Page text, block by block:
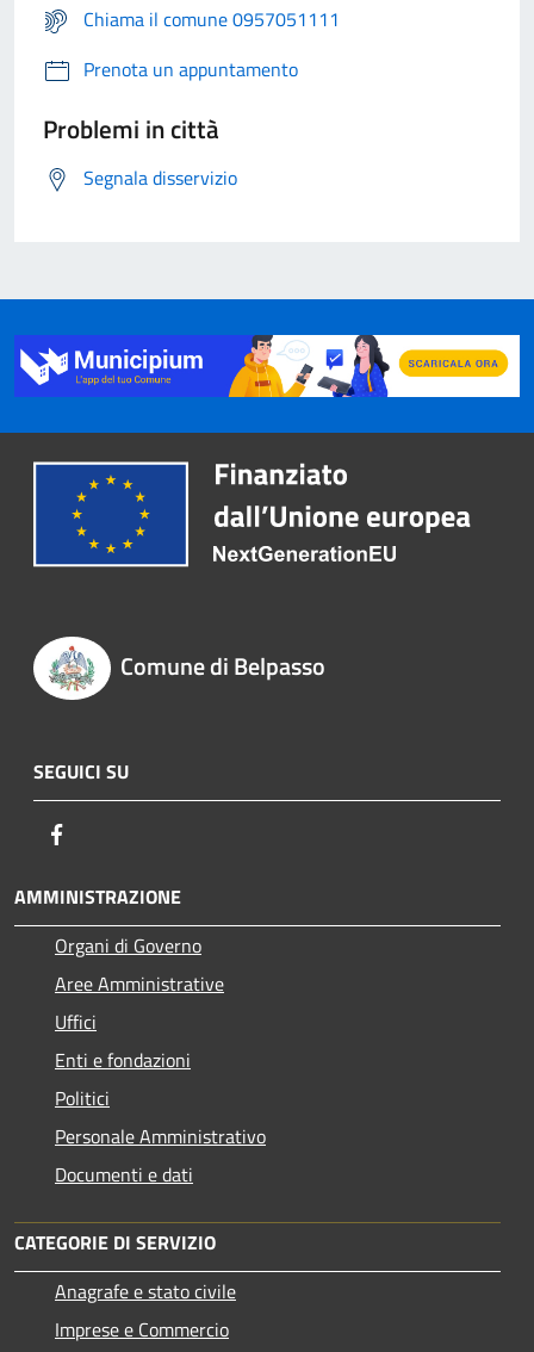
Chiama il comune 0957051111
Prenota un appuntamento
Problemi in città
Segnala disservizio
Comune di Belpasso
SEGUICI SU
AMMINISTRAZIONE
Organi di Governo
Aree Amministrative
Uffici
Enti e fondazioni
Politici
Personale Amministrativo
Documenti e dati
CATEGORIE DI SERVIZIO
Anagrafe e stato civile
Imprese e Commercio